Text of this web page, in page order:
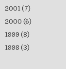
2001 (7)
2000 (6)
1999 (8)
1998 (3)